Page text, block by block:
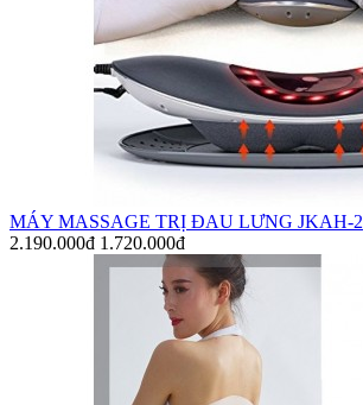
MÁY MASSAGE TRỊ ĐAU LƯNG JKAH-2
2.190.000đ 1.720.000đ